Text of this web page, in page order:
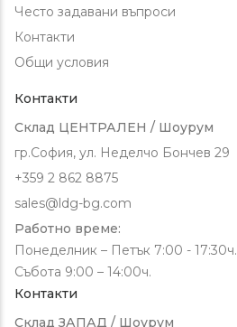
Често задавани въпроси
Контакти
Общи условия
Контакти
Склад ЦЕНТРАЛЕН / Шоурум
гр.София, ул. Неделчо Бончев 29
+359 2 862 8875
sales@ldg-bg.com
Работно време:
Понеделник – Петък 7:00 - 17:30ч.
Събота 9:00 – 14:00ч.
Контакти
Склад ЗАПАД / Шоурум